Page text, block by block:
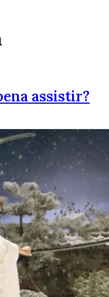
assistir?